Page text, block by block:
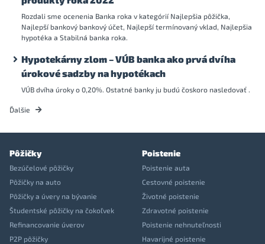
Rozdali sme ocenenia Banka roka v kategórií Najlepšia pôžička,
Najlepší bankový bankový účet, Najlepší termínovaný vklad, Najlepšia
hypotéka a Stabilná banka roka.
Hypotekárny zlom – VÚB banka ako prvá dvíha
úrokové sadzby na hypotékach
VÚB dvíha úroky o 0,20%. Ostatné banky ju budú čoskoro nasledovať .
Ďalšie
Pôžičky
Bezúčelové pôžičky
Pôžičky na auto
Pôžičky a úvery na bývanie
Študentské pôžičky na čokoľvek
Refinancovanie úverov
P2P pôžičky
Poistenie
Poistenie auta
Cestovné poistenie
Životné poistenie
Zdravotné poistenie
Poistenie nehnuteľnosti
Havarijné poistenie